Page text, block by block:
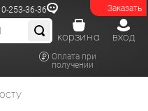
Заказать
253-36-36
Оплата при
получении
вход
корзина